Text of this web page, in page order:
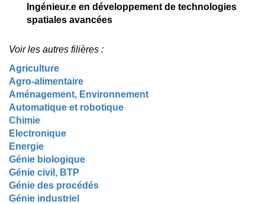
Ingénieur.e en développement de technologies
spatiales avancées
Voir les autres filières :
Agriculture
Agro-alimentaire
Aménagement, Environnement
Automatique et robotique
Chimie
Electronique
Energie
Génie biologique
Génie civil, BTP
Génie des procédés
Génie industriel